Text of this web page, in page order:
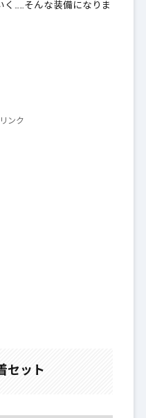
……そんな装備になりま
ンク
セット